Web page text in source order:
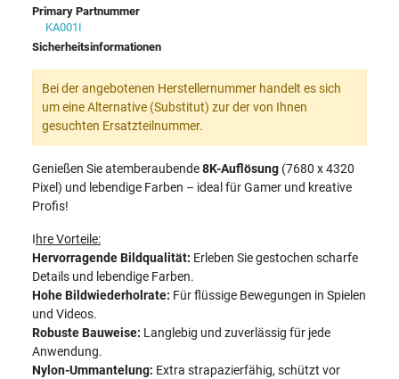
Primary Partnummer
KA001I
Sicherheitsinformationen
Bei der angebotenen Herstellernummer handelt es sich
um eine Alternative (Substitut) zur der von Ihnen
gesuchten Ersatzteilnummer.
Genießen Sie atemberaubende8K-Auflösung (7680 x 4320
Pixel) und lebendige Farben – ideal für Gamer und kreative
Profis!
Ihre Vorteile:
Hervorragende Bildqualität: Erleben Sie gestochen scharfe
Details und lebendige Farben.
Hohe Bildwiederholrate: Für flüssige Bewegungen in Spielen
und Videos.
Robuste Bauweise: Langlebig und zuverlässig für jede
Anwendung.
Nylon-Ummantelung: Extra strapazierfähig, schützt vor